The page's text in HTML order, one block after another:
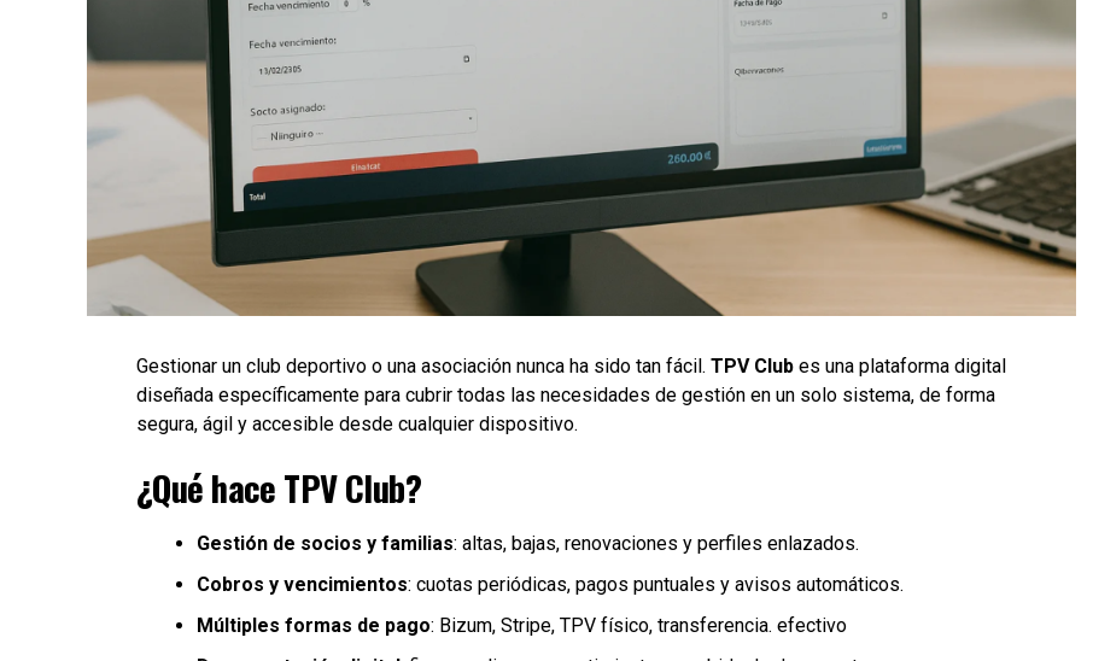
Gestionar un club deportivo o una asociación nunca ha sido tan fácil. TPV Club es una plataforma digital
diseñada específicamente para cubrir todas las necesidades de gestión en un solo sistema, de forma
segura, ágil y accesible desde cualquier dispositivo.
¿Qué hace TPV Club?
Gestión de socios y familias: altas, bajas, renovaciones y perfiles enlazados.
Cobros y vencimientos: cuotas periódicas, pagos puntuales y avisos automáticos.
Múltiples formas de pago: Bizum, Stripe, TPV físico, transferencia. efectivo